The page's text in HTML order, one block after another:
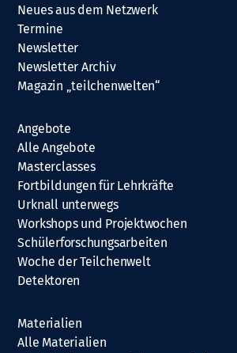
Neues aus dem Netzwerk
Termine
Newsletter
Newsletter Archiv
Magazin „teilchenwelten“
Angebote
Alle Angebote
Masterclasses
Fortbildungen für Lehrkräfte
Urknall unterwegs
Workshops und Projektwochen
Schülerforschungsarbeiten
Woche der Teilchenwelt
Detektoren
Materialien
Alle Materialien